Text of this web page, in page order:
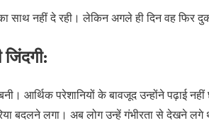
साथ नहीं दे रही। लेकिन अगले ही दिन वह फिर
आर्थिक परेशानियों के बावजूद उन्होंने पढ़ाई नहीं
बदलने लगा। अब लोग उन्हें गंभीरता से देखने लगे